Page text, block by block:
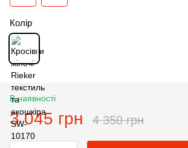
Колір
В наявності
3 045 грн 4 350 грн